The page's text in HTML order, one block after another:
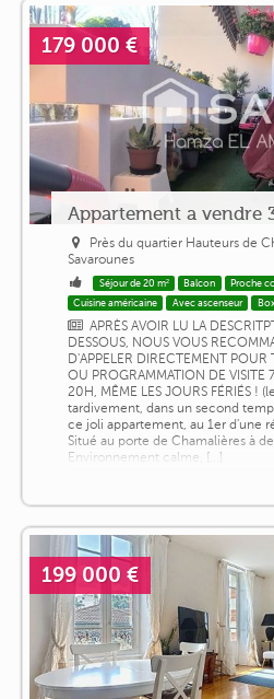
179 000 €
Appartement a vendre
Près du quartier Hauteurs de
Savarounes
Séjour de 20 m² Balcon
Proche
Cuisine américaine
Avec ascenseur Box
APRÈS AVOIR LU LA
DESSOUS, NOUS VOUS
D'APPELER DIRECTEMENT
OU PROGRAMMATION DE VISITE
20H, MÊME LES JOURS FÉRIÉS !
tardivement, dans un second
ce joli appartement, au 1er d'une
Situé au porte de Chamalières à
Environnement calme, [...]
199 000 €